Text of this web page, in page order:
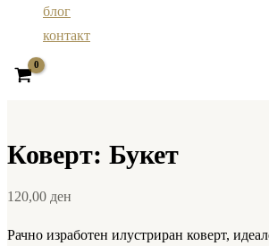
блог
контакт
Коверт: Букет
120,00 ден
Рачно изработен илустриран коверт,